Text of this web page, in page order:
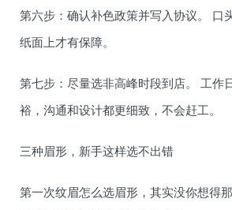
第六步：确认补色政策并写入协议。 口
纸面上才有保障。
第七步：尽量选非高峰时段到店。 工作
裕，沟通和设计都更细致，不会赶工。
三种眉形，新手这样选不出错
第一次纹眉怎么选眉形，其实没你想得